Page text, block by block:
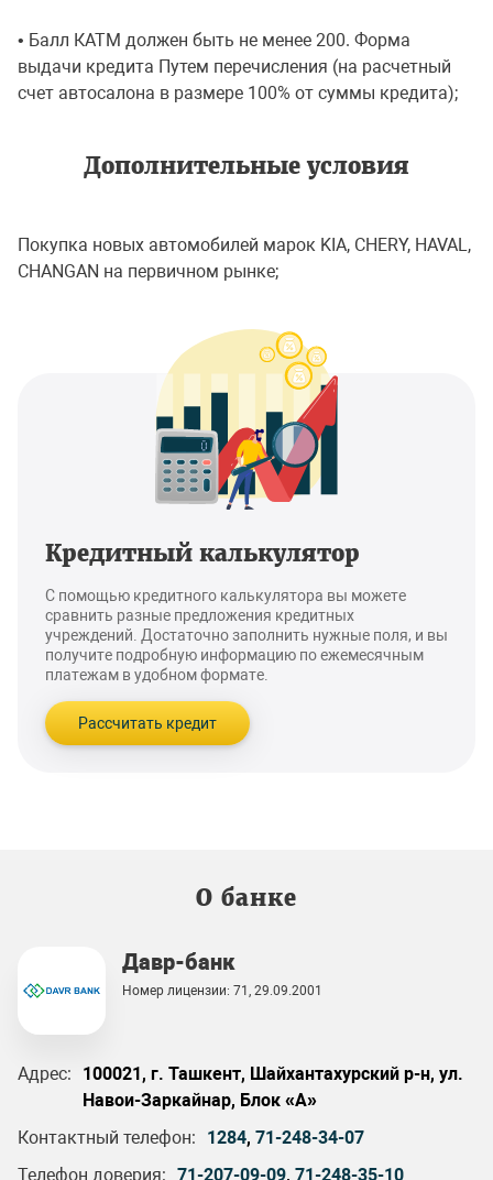
• Балл КАТМ должен быть не менее 200. Форма
выдачи кредита Путем перечисления (на расчетный
счет автосалона в размере 100% от суммы кредита);
Дополнительные условия
Покупка новых автомобилей марок KIA, CHERY, HAVAL,
CHANGAN на первичном рынке;
Кредитный калькулятор
С помощью кредитного калькулятора вы можете
сравнить разные предложения кредитных
учреждений. Достаточно заполнить нужные поля, и вы
получите подробную информацию по ежемесячным
платежам в удобном формате.
Рассчитать кредит
О банке
Давр-банк
Номер лицензии: 71, 29.09.2001
Адрес:
100021, г. Ташкент, Шайхантахурский р-н, ул.
Навои-Заркайнар, Блок «А»
Контактный телефон:
1284, 71-248-34-07
Телефон доверия: 71-207-09-09, 71-248-35-10